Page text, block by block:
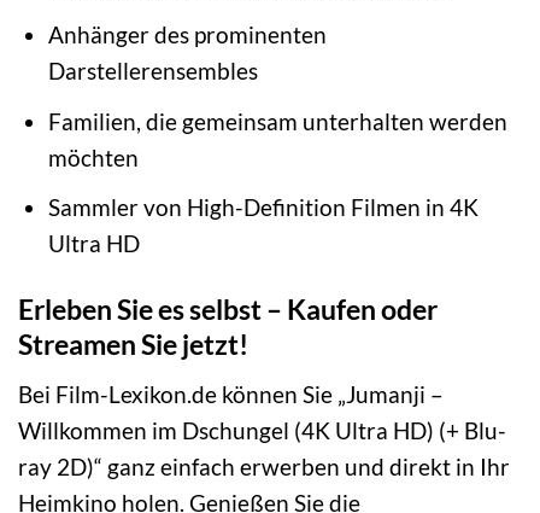
Anhänger des prominenten
Darstellerensembles
Familien, die gemeinsam unterhalten werden
möchten
Sammler von High-Definition Filmen in 4K
Ultra HD
Erleben Sie es selbst – Kaufen oder
Streamen Sie jetzt!
Bei Film-Lexikon.de können Sie „Jumanji –
Willkommen im Dschungel (4K Ultra HD) (+ Blu-
ray 2D)“ ganz einfach erwerben und direkt in Ihr
Heimkino holen. Genießen Sie die